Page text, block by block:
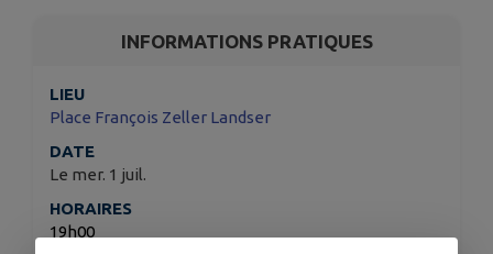
INFORMATIONS PRATIQUES
LIEU
Place François Zeller Landser
DATE
Le mer. 1 juil.
HORAIRES
19h00